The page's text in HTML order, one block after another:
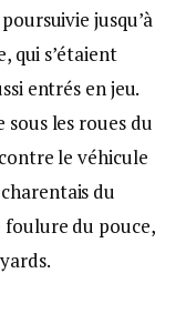
jusqu’à
qui s’étaient
entrés en jeu.
les roues du
le véhicule
du
foulure du pouce,